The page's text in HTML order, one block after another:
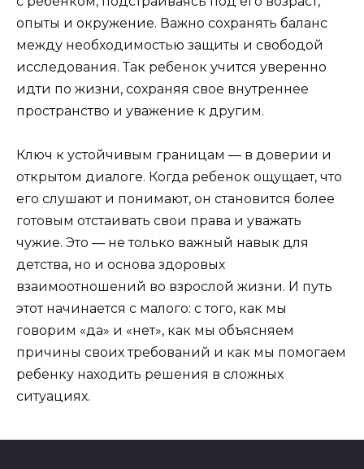
опыты и окружение. Важно сохранять баланс
между необходимостью защиты и свободой
исследования. Так ребенок учится уверенно
идти по жизни, сохраняя свое внутреннее
пространство и уважение к другим.
Ключ к устойчивым границам — в доверии и
открытом диалоге. Когда ребенок ощущает, что
его слушают и понимают, он становится более
готовым отстаивать свои права и уважать
чужие. Это — не только важный навык для
детства, но и основа здоровых
взаимоотношений во взрослой жизни. И путь
этот начинается с малого: с того, как мы
говорим «да» и «нет», как мы объясняем
причины своих требований и как мы помогаем
ребенку находить решения в сложных
ситуациях.